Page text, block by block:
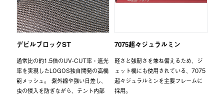
デビルブロックST
通常比の約1.5倍のUV-CUT率・遮光
率を実現したLOGOS独自開発の高機
能メッシュ。 紫外線や強い日差し、
虫の侵入を防ぎながら、テント内部
7075超々ジュラルミン
軽さと強靭さを兼ね備えるため、ジ
ェット機にも使用されている、7075
超々ジュラルミンを主要フレームに
採用。